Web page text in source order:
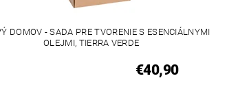
DOMOV - SADA PRE TVORENIE S ESENCIÁLNYMI
OLEJMI, TIERRA VERDE
€40,90